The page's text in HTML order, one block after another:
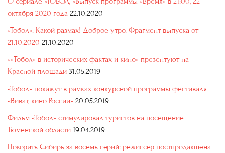
октября 2020 года 22.10.2020
«Тобол». Какой размах! Доброе утро. Фрагмент выпуска от
21.10.2020 21.10.2020
«»Тобол» в исторических фактах и кино» презентуют на
Красной площади 31.05.2019
«Тобол» покажут в рамках конкурсной программы фестиваля
«Виват, кино России» 20.05.2019
Фильм «Тобол» стимулировал туристов на посещение
Тюменской области 19.04.2019
Покорить Сибирь за восемь серий: режиссер постпродакшена